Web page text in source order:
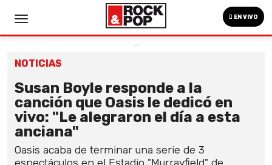
EN VIVO
NOTICIAS
Susan Boyle responde a la
canción que Oasis le dedicó en
vivo: "Le alegraron el día a esta
anciana"
Oasis acaba de terminar una serie de 3
espectáculos en el Estadio "Murrayfield" de